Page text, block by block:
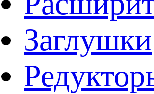
Заглушки